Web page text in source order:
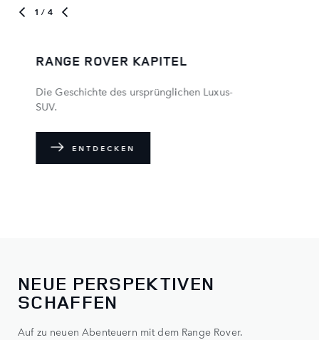
1 / 4
RANGE ROVER KAPITEL
Die Geschichte des ursprünglichen Luxus-
SUV.
ENTDECKEN
NEUE PERSPEKTIVEN
SCHAFFEN
Auf zu neuen Abenteuern mit dem Range Rover.